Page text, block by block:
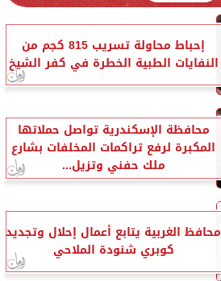
إحباط محاولة تسريب 815 كجم من
النفايات الطبية الخطرة في كفر الشيخ
محافظة الإسكندرية تواصل حملاتها
المكبرة لرفع تراكمات المخلفات بشارع
ملك حفني وتزيل...
محافظ الغربية يتابع أعمال إحلال وتجديد
كوبري شنودة الملاحي